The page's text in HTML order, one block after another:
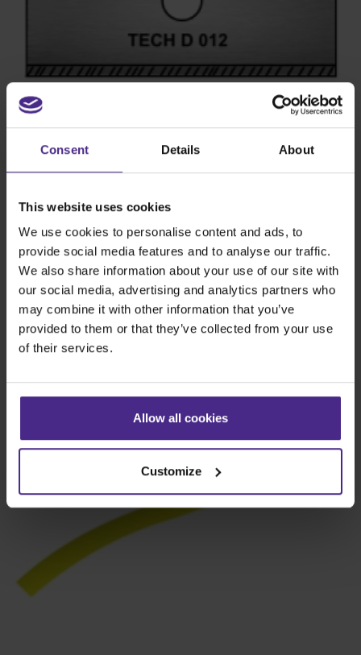
Consent Details About
This website uses cookies
We use cookies to personalise content and ads, to
provide social media features and to analyse our traffic.
We also share information about your use of our site with
our social media, advertising and analytics partners who
may combine it with other information that you’ve
provided to them or that they’ve collected from your use
of their services.
Allow all cookies
Customize
Lame Tech-D.012
Visualizza prodotto >